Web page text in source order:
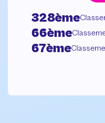
328ème
66ème
67ème